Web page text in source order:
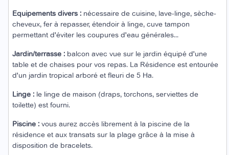
Equipements divers : nécessaire de cuisine, lave-linge, sèche-
cheveux, fer à repasser, étendoir à linge, cuve tampon
permettant d'éviter les coupures d'eau générales...
Jardin/terrasse : balcon avec vue sur le jardin équipé d'une
table et de chaises pour vos repas. La Résidence est entourée
d'un jardin tropical arboré et fleuri de 5 Ha.
Linge : le linge de maison (draps, torchons, serviettes de
toilette) est fourni.
Piscine : vous aurez accès librement à la piscine de la
résidence et aux transats sur la plage grâce à la mise à
disposition de bracelets.